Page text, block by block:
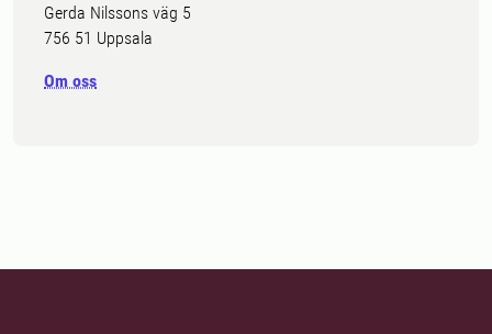
Gerda Nilssons väg 5
756 51 Uppsala
Om oss